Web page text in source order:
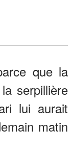
que la
serpillière
lui aurait
matin